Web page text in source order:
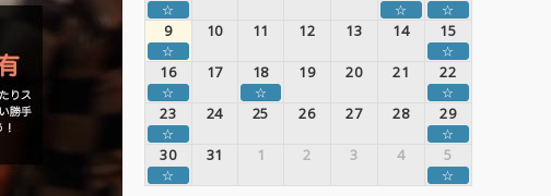
☆ ☆ ☆
9 10 11 12 13 14 15
☆ ☆
16 17 18 19 20 21 22
☆ ☆ ☆
23 24 25 26 27 28 29
☆ ☆
30 31 1 2 3 4 5
☆ ☆